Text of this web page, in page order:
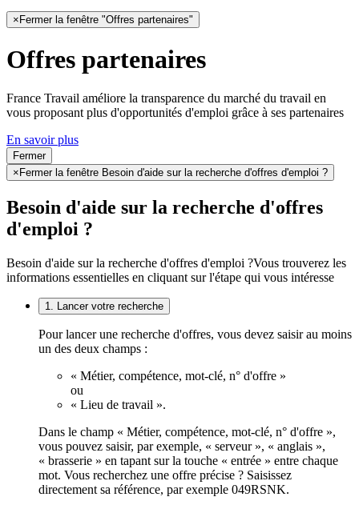
×Fermer la fenêtre "Offres partenaires"
Offres partenaires
France Travail améliore la transparence du marché du travail en
vous proposant plus d'opportunités d'emploi grâce à ses partenaires
En savoir plus
Fermer
× Fermer la fenêtre Besoin d'aide sur la recherche d'offres d'emploi ?
Besoin d'aide sur la recherche d'offres
d'emploi ?
Besoin d'aide sur la recherche d'offres d'emploi ?Vous trouverez les
informations essentielles en cliquant sur l'étape qui vous intéresse
1. Lancer votre recherche
Pour lancer une recherche d'offres, vous devez saisir au moins
un des deux champs :
« Métier, compétence, mot-clé, n° d'offre »
ou
« Lieu de travail ».
Dans le champ « Métier, compétence, mot-clé, n° d'offre »,
vous pouvez saisir, par exemple, « serveur », « anglais »,
« brasserie » en tapant sur la touche « entrée » entre chaque
mot. Vous recherchez une offre précise ? Saisissez
directement sa référence, par exemple 049RSNK.